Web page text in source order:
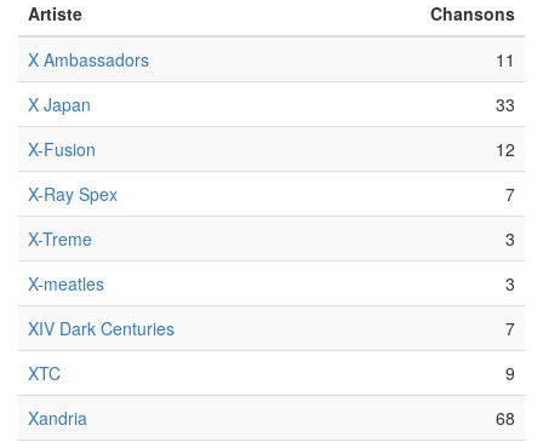
Artiste
Chansons
X Ambassadors
11
X Japan
33
X-Fusion
12
X-Ray Spex
7
X-Treme
3
X-meatles
3
XIV Dark Centuries
7
XTC
9
Xandria
68